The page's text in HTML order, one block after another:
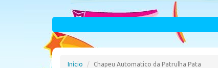
Início Chapeu Automatico da Patrulha Pata